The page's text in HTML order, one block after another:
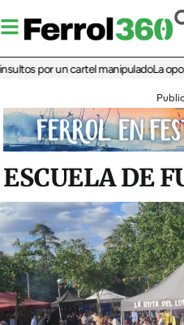
por un cartel manipuladoLa oposición
ESCUELA DE